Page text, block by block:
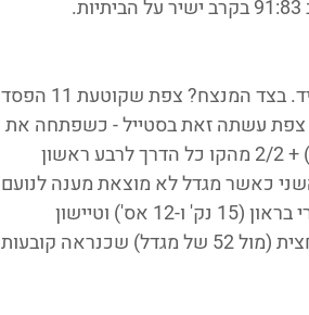
והוא שוב מגיע מכיוון מגדל העמק, אלא שהפעם היא בצד המפסיד. בצד המנצח? צפת שקוטעת 11 הפסד
צפת עשתה זאת בסטייל - כשפתחה את
המשחק בצורה רצחנית עם 10/10 מהשדה (מתוכם 7/7  משלוש) + 2/2 מהקו כל הדרך לרבע ראשון
גם בחצי השני כאשר מגדל לא מוצאת מענה לנועם
אקריש (24 נק' ו-6 ריב') שסיים את החצי הראשון עם 22 נק', קיירי בראון (15 נק' ו-12 אס') וטיישון
אלכסנדר (30 נק', 7 ריב' ו-11 אס'). כל זה בדרך ל-72 נקודות במחצית (מול 52 של מגדל) שכנראה קובעות